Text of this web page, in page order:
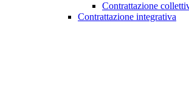
Contrattazione
Contrattazione integrativa